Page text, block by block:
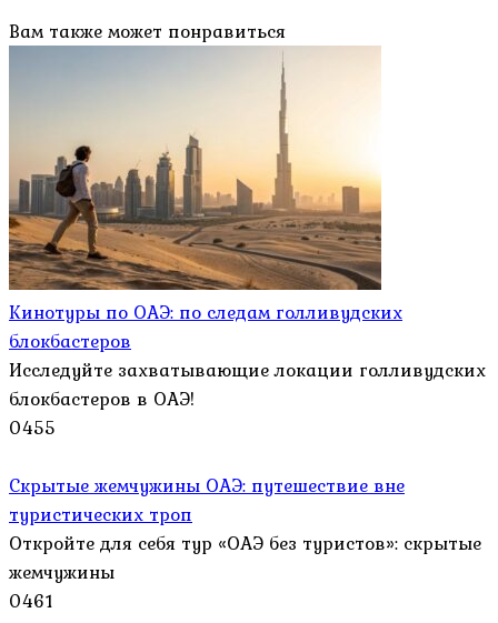
Вам также может понравиться
Кинотуры по ОАЭ: по следам голливудских
блокбастеров
Исследуйте захватывающие локации голливудских
блокбастеров в ОАЭ!
0455
Скрытые жемчужины ОАЭ: путешествие вне
туристических троп
Откройте для себя тур «ОАЭ без туристов»: скрытые
жемчужины
0461